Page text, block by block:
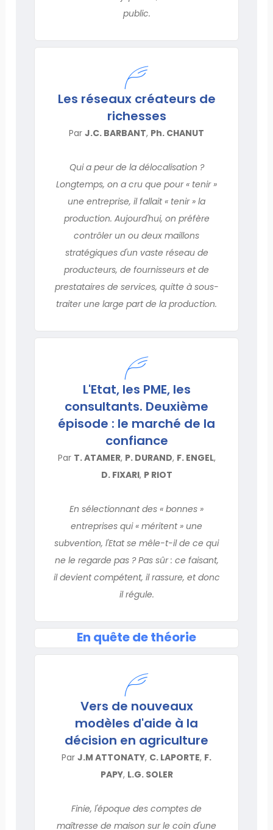
public.
Les réseaux créateurs de
richesses
Par J.C. BARBANT, Ph. CHANUT
Qui a peur de la délocalisation ?
Longtemps, on a cru que pour « tenir »
une entreprise, il fallait « tenir » la
production. Aujourd'hui, on préfère
contrôler un ou deux maillons
stratégiques d'un vaste réseau de
producteurs, de fournisseurs et de
prestataires de services, quitte à sous-
traiter une large part de la production.
L'Etat, les PME, les
consultants. Deuxième
épisode : le marché de la
confiance
Par T. ATAMER, P. DURAND, F. ENGEL,
D. FIXARI, P RIOT
En sélectionnant des « bonnes »
entreprises qui « méritent » une
subvention, l'Etat se mêle-t-il de ce qui
ne le regarde pas ? Pas sûr : ce faisant,
il devient compétent, il rassure, et donc
il régule.
En quête de théorie
Vers de nouveaux
modèles d'aide à la
décision en agriculture
Par J.M ATTONATY, C. LAPORTE, F.
PAPY, L.G. SOLER
Finie, l'époque des comptes de
maîtresse de maison sur le coin d'une